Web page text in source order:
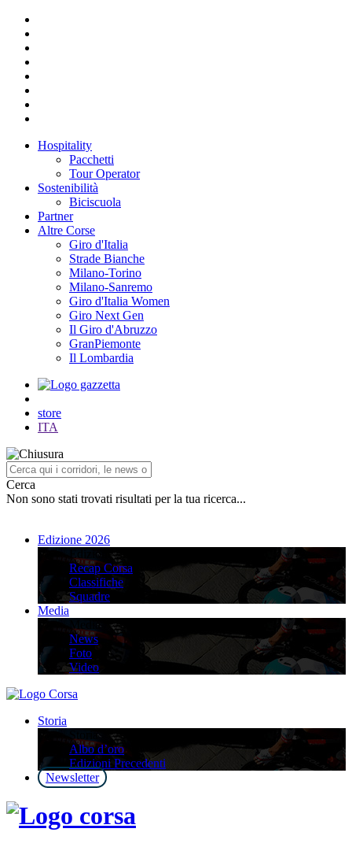
Hospitality
Pacchetti
Tour Operator
Sostenibilità
Biciscuola
Partner
Altre Corse
Giro d'Italia
Strade Bianche
Milano-Torino
Milano-Sanremo
Giro d'Italia Women
Giro Next Gen
Il Giro d'Abruzzo
GranPiemonte
Il Lombardia
store
ITA
Cerca
Non sono stati trovati risultati per la tua ricerca...
Edizione 2026
Edizione 2026
Recap Corsa
Classifiche
Squadre
Media
Media
News
Foto
Video
Storia
Storia
Albo d’oro
Edizioni Precedenti
Newsletter